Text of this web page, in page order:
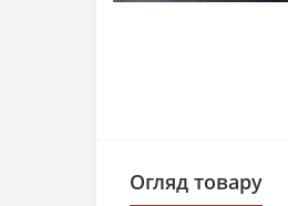
Огляд товару